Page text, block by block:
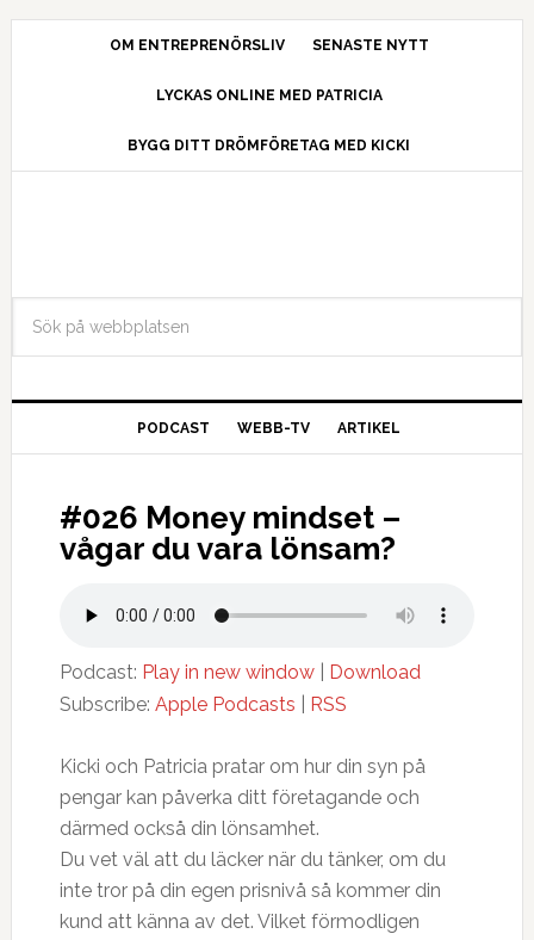
OM ENTREPRENÖRSLIV SENASTE NYTT
LYCKAS ONLINE MED PATRICIA
BYGG DITT DRÖMFÖRETAG MED KICKI
PODCAST WEBB-TV ARTIKEL
#026 Money mindset –
vågar du vara lönsam?
Podcast: Play in new window| Download
Subscribe: Apple Podcasts RSS
Kicki och Patricia pratar om hur din syn på
pengar kan påverka ditt företagande och
därmed också din lönsamhet.
Du vet väl att du läcker när du tänker, om du
inte tror på din egen prisnivå så kommer din
kund att känna av det. Vilket förmodligen